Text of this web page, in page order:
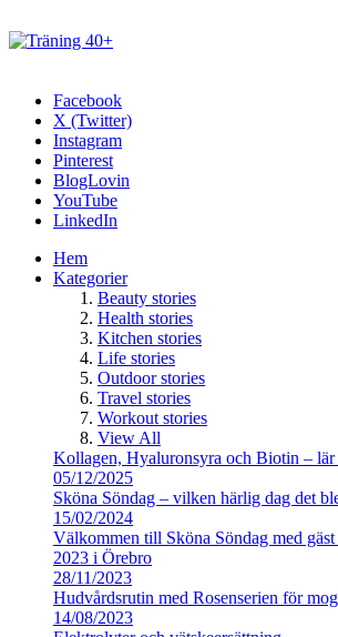
Facebook
X (Twitter)
Instagram
Pinterest
BlogLovin
YouTube
LinkedIn
Hem
Kategorier
Beauty stories
Health stories
Kitchen stories
Life stories
Outdoor stories
Travel stories
Workout stories
View All
Kollagen, Hyaluronsyra och Biotin – lär
05/12/2025
Sköna Söndag – vilken härlig dag det
15/02/2024
Välkommen till Sköna Söndag med
2023 i Örebro
28/11/2023
Hudvårdsrutin med Rosenserien för
14/08/2023